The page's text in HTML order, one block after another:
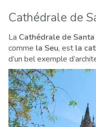
Cathédrale de
La Cathédrale de
comme la Seu, est la
d’un bel exemple